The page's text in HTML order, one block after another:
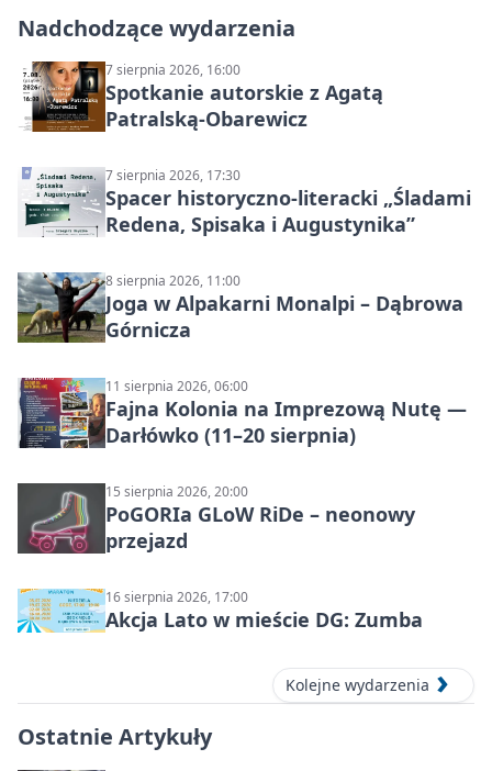
Nadchodzące wydarzenia
7 sierpnia 2026, 16:00
Spotkanie autorskie z Agatą
Patralską-Obarewicz
7 sierpnia 2026, 17:30
Spacer historyczno-literacki „Śladami
Redena, Spisaka i Augustynika”
8 sierpnia 2026, 11:00
Joga w Alpakarni Monalpi – Dąbrowa
Górnicza
11 sierpnia 2026, 06:00
Fajna Kolonia na Imprezową Nutę —
Darłówko (11–20 sierpnia)
15 sierpnia 2026, 20:00
PoGORIa GLoW RiDe – neonowy
przejazd
16 sierpnia 2026, 17:00
Akcja Lato w mieście DG: Zumba
Kolejne wydarzenia
Ostatnie Artykuły